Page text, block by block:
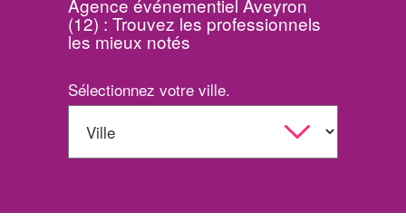
(12) : Trouvez les professionnels
les mieux notés
Sélectionnez votre ville.